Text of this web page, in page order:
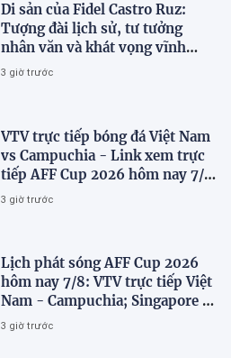
Di sản của Fidel Castro Ruz:
Tượng đài lịch sử, tư tưởng
nhân văn và khát vọng vĩnh
hằng
3 giờ trước
VTV trực tiếp bóng đá Việt Nam
vs Campuchia - Link xem trực
tiếp AFF Cup 2026 hôm nay 7/8
trên VTV6
3 giờ trước
Lịch phát sóng AFF Cup 2026
hôm nay 7/8: VTV trực tiếp Việt
Nam - Campuchia; Singapore -
Indonesia
3 giờ trước